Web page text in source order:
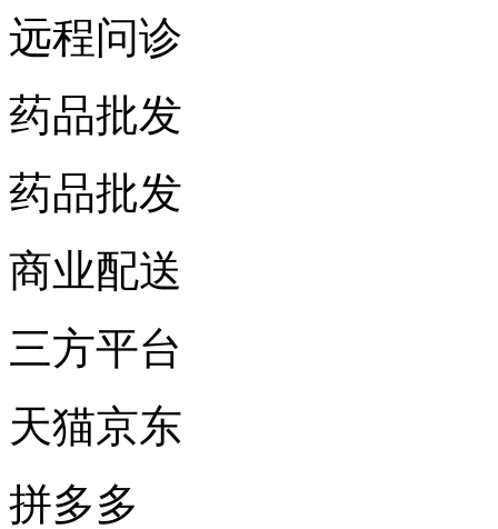
远程问诊
药品批发
药品批发
商业配送
三方平台
天猫京东
拼多多